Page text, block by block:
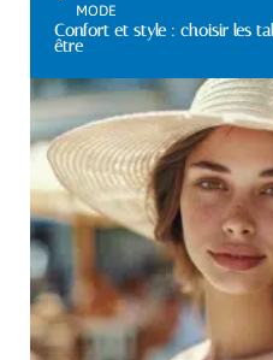
MODE
Confort et style : choisir les
être